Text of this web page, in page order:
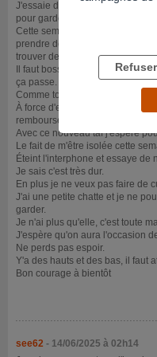
J'essaie de m'accrocher et je
pour garder un semblant
Cette semaine j'ai éteint
prendre de 5j mais j'ai craqué
trouver des thunes et bien sûr
Il faut bosser et s'isoler un max
ça passe.
Comme toi je n'ai plus de vie
À force d'emprunter je croule
rembourser tous les mois. Je
Avec ce nouveau taf j'espère
Le fait de m'être isolée cette
Éteint l'interphone et essaye de
Je sais c'est très dur.
En plus je ne veux pas faire de
J'ai une petite chatte et je ne
garder.
Je n'ai plus qu'elle, c'est toute
J'espère qu'on aura l'occasion
Ne perds pas espoir.
Y'a des hauts et des bas, il faut
Bon courage à bientôt
see62 - 14/06/2025 à 02h14
Refuser